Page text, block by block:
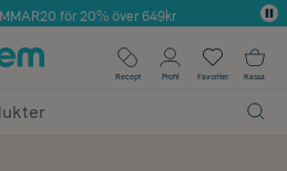
2025 inom Skönhet
för 20% över 649kr
✓ Fri frakt
på alla köp*
Recept Profil Favoriter Kassa